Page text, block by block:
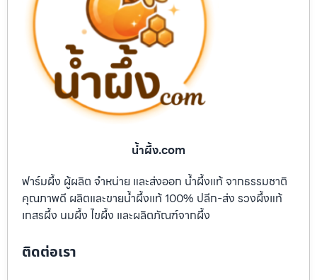
น้ำผึ้ง.com
ฟาร์มผึ้ง ผู้ผลิต จำหน่าย และส่งออก น้ำผึ้งแท้ จากธรรมชาติ
คุณภาพดี ผลิตและขายน้ำผึ้งแท้ 100% ปลีก-ส่ง รวงผึ้งแท้
เกสรผึ้ง นมผึ้ง ไขผึ้ง และผลิตภัณฑ์จากผึ้ง
ติดต่อเรา